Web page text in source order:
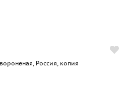
Россия, копия